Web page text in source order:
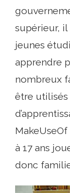
supérieur,
jeunes
apprendre
nombreux
être
à 17 ans
donc